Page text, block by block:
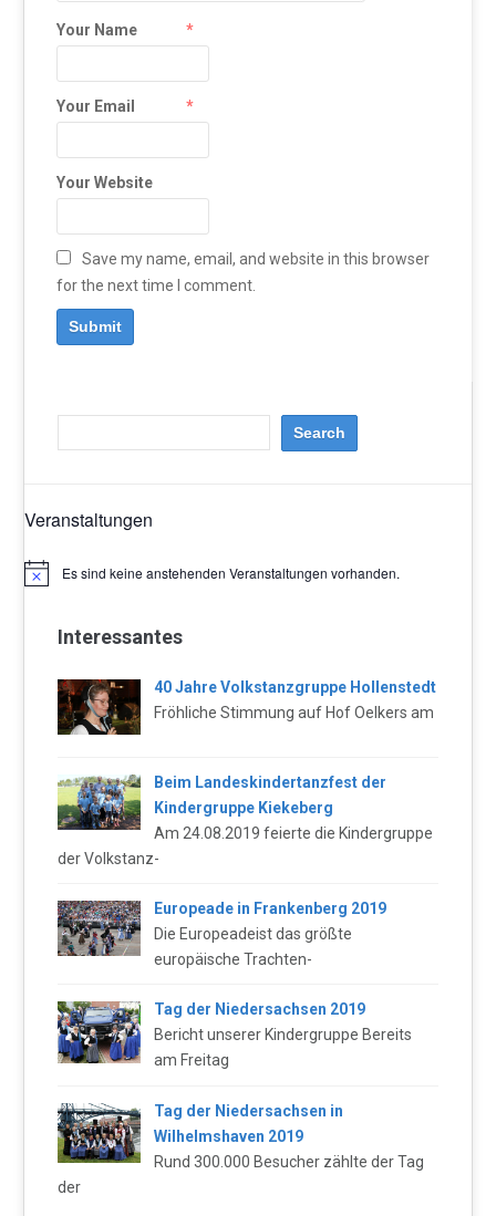
Your Name *
Your Email *
Your Website
Save my name, email, and website in this browser
for the next time I comment.
Veranstaltungen
HinweisEs sind keine anstehenden Veranstaltungen vorhanden.
Interessantes
40 Jahre Volkstanzgruppe Hollenstedt
Fröhliche Stimmung auf Hof Oelkers am
Beim Landeskindertanzfest der
Kindergruppe Kiekeberg
Am 24.08.2019 feierte die Kindergruppe
der Volkstanz-
Europeade in Frankenberg 2019
Die Europeadeist das größte
europäische Trachten-
Tag der Niedersachsen 2019
Bericht unserer Kindergruppe Bereits
am Freitag
Tag der Niedersachsen in
Wilhelmshaven 2019
Rund 300.000 Besucher zählte der Tag
der